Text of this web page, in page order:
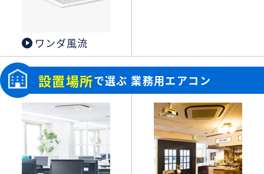
ワンダ風流
設置場所で選ぶ 業務用エアコン